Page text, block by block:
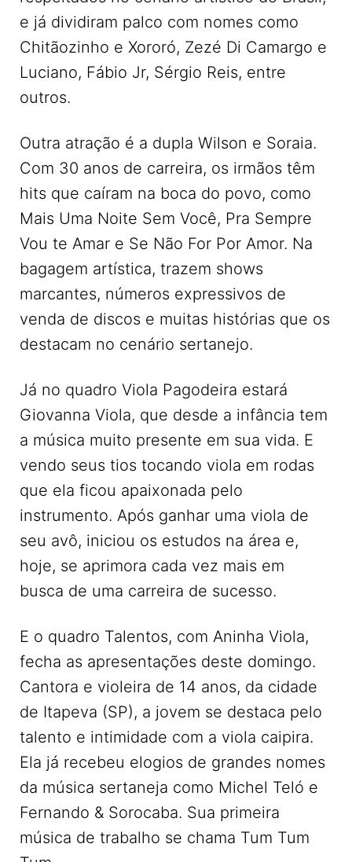
e já dividiram palco com nomes como
Chitãozinho e Xororó, Zezé Di Camargo e
Luciano, Fábio Jr, Sérgio Reis, entre
outros.
Outra atração é a dupla Wilson e Soraia.
Com 30 anos de carreira, os irmãos têm
hits que caíram na boca do povo, como
Mais Uma Noite Sem Você, Pra Sempre
Vou te Amar e Se Não For Por Amor. Na
bagagem artística, trazem shows
marcantes, números expressivos de
venda de discos e muitas histórias que os
destacam no cenário sertanejo.
Já no quadro Viola Pagodeira estará
Giovanna Viola, que desde a infância tem
a música muito presente em sua vida. E
vendo seus tios tocando viola em rodas
que ela ficou apaixonada pelo
instrumento. Após ganhar uma viola de
seu avô, iniciou os estudos na área e,
hoje, se aprimora cada vez mais em
busca de uma carreira de sucesso.
E o quadro Talentos, com Aninha Viola,
fecha as apresentações deste domingo.
Cantora e violeira de 14 anos, da cidade
de Itapeva (SP), a jovem se destaca pelo
talento e intimidade com a viola caipira.
Ela já recebeu elogios de grandes nomes
da música sertaneja como Michel Teló e
Fernando & Sorocaba. Sua primeira
música de trabalho se chama Tum Tum